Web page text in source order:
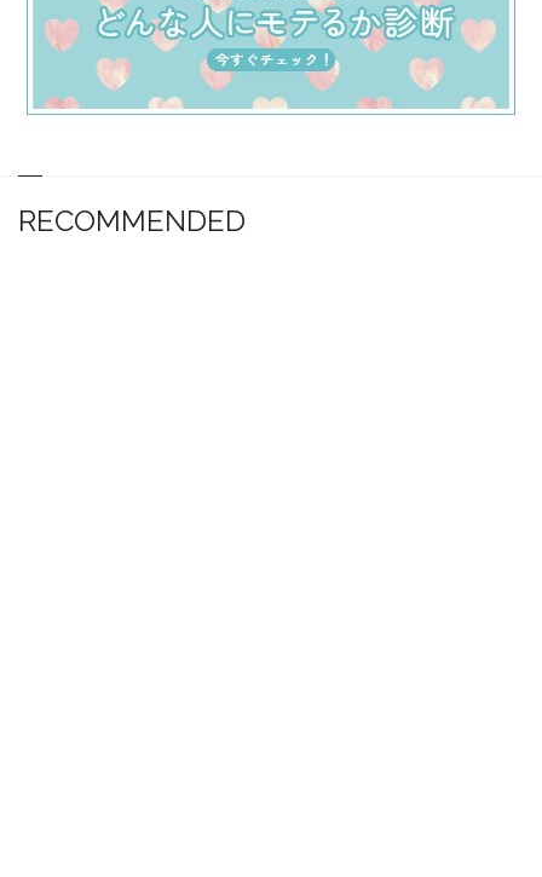
RECOMMENDED